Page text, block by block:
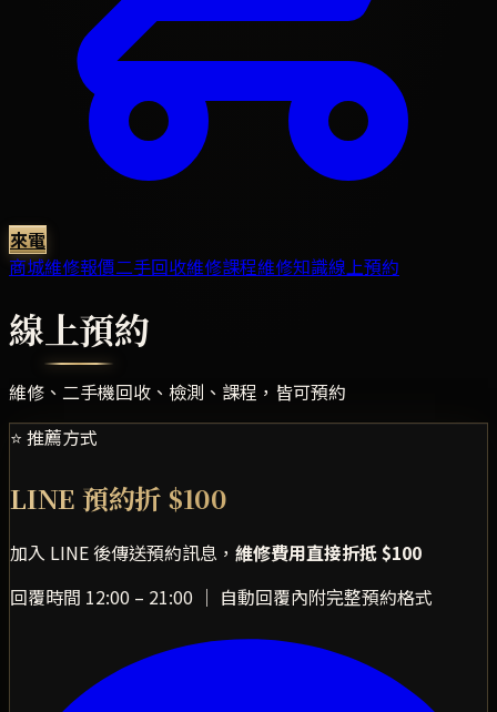
來電
商城維修報價二手回收維修課程維修知識線上預約
線上預約
維修、二手機回收、檢測、課程，皆可預約
⭐ 推薦方式
LINE 預約折 $100
加入 LINE 後傳送預約訊息， 維修費用直接折抵 $100
回覆時間 12:00 – 21:00 ｜ 自動回覆內附完整預約格式